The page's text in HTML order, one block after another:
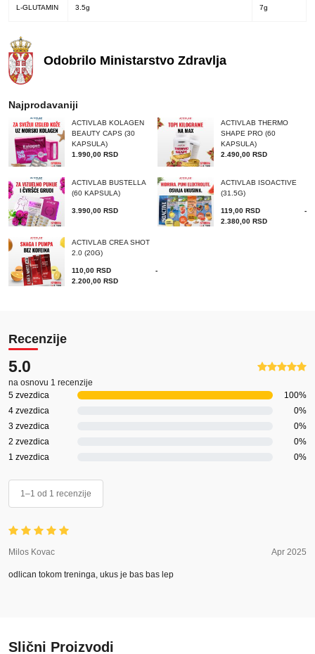
L-GLUTAMIN 3.5g 7g
Odobrilo Ministarstvo Zdravlja
Najprodavaniji
ACTIVLAB KOLAGEN
BEAUTY CAPS (30
KAPSULA)
1.990,00 RSD
ACTIVLAB THERMO
SHAPE PRO (60
KAPSULA)
2.490,00 RSD
ACTIVLAB BUSTELLA
(60 KAPSULA)
3.990,00 RSD
ACTIVLAB ISOACTIVE
(31.5G)
119,00 RSD
-
2.380,00 RSD
ACTIVLAB CREA SHOT
2.0 (20G)
110,00 RSD
-
2.200,00 RSD
Recenzije
5.0
na osnovu 1 recenzije
5 zvezdica
100%
4 zvezdica
0%
3 zvezdica
0%
2 zvezdica
0%
1 zvezdica
0%
1–1 od 1 recenzije
Milos Kovac Apr 2025
odlican tokom treninga, ukus je bas bas lep
Slični Proizvodi